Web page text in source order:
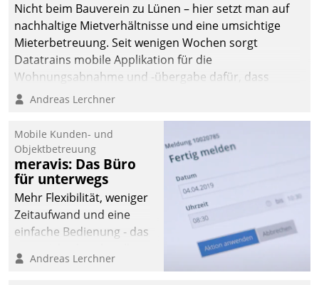
Nicht beim Bauverein zu Lünen – hier setzt man auf
nachhaltige Mietverhältnisse und eine umsichtige
Mieterbetreuung. Seit wenigen Wochen sorgt
Datatrains mobile Applikation für die
Wohnungsabnahme und -übergabe dafür, dass
Mieter wohlgeordnet kommen und, so es sein muss,
Andreas Lerchner
Mobile Kunden- und
Objektbetreuung
meravis: Das Büro
für unterwegs
Mehr Flexibilität, weniger
Zeitaufwand und eine
einfache Bedienung - das
Cockpit für mobile
Andreas Lerchner